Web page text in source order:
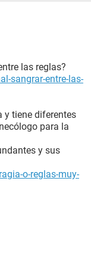
las reglas?
sangrar-entre-las-
y tiene diferentes
para la
y sus
o-reglas-muy-